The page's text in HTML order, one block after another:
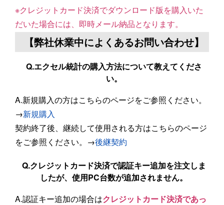
※クレジットカード決済でダウンロード版を購入いた
だいた場合には、即時メール納品となります。
【弊社休業中によくあるお問い合わせ】
Q.エクセル統計の購入方法について教えてくださ
い。
A.新規購入の方はこちらのページをご参照ください。
→新規購入
契約終了後、継続して使用される方はこちらのページ
をご参照ください。→後継契約
Q.クレジットカード決済で認証キー追加を注文しま
したが、使用PC台数が追加されません。
A.認証キー追加の場合はクレジットカード決済であっ